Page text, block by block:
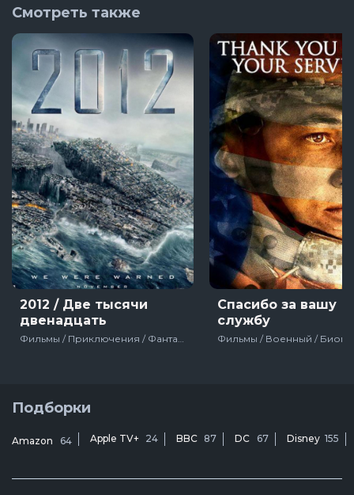
Смотреть также
2012 / Две тысячи
двенадцать
Спасибо за вашу
службу
Подборки
Amazon 64 Apple TV+ 24 BBC 87 DC 67 Disney 155